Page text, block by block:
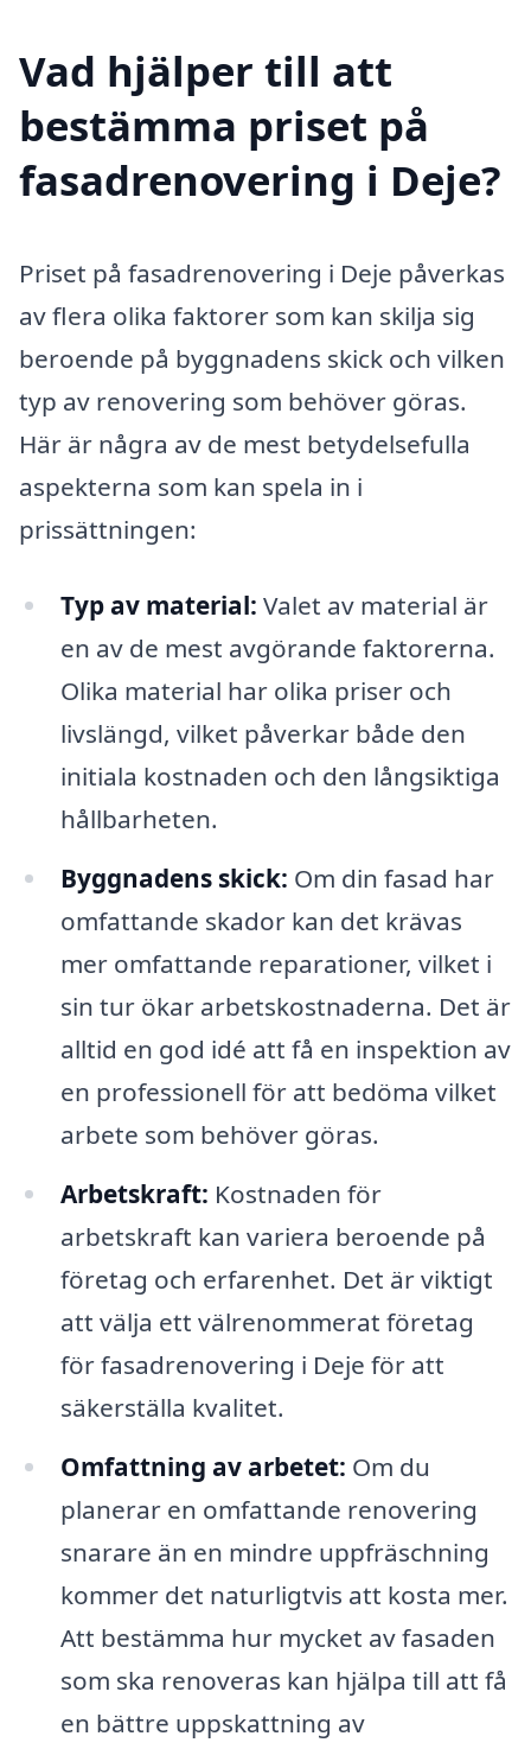
Vad hjälper till att
bestämma priset på
fasadrenovering i Deje?
Priset på fasadrenovering i Deje påverkas
av flera olika faktorer som kan skilja sig
beroende på byggnadens skick och vilken
typ av renovering som behöver göras.
Här är några av de mest betydelsefulla
aspekterna som kan spela in i
prissättningen:
Typ av material: Valet av material är
en av de mest avgörande faktorerna.
Olika material har olika priser och
livslängd, vilket påverkar både den
initiala kostnaden och den långsiktiga
hållbarheten.
Byggnadens skick: Om din fasad har
omfattande skador kan det krävas
mer omfattande reparationer, vilket i
sin tur ökar arbetskostnaderna. Det är
alltid en god idé att få en inspektion av
en professionell för att bedöma vilket
arbete som behöver göras.
Arbetskraft: Kostnaden för
arbetskraft kan variera beroende på
företag och erfarenhet. Det är viktigt
att välja ett välrenommerat företag
för fasadrenovering i Deje för att
säkerställa kvalitet.
Omfattning av arbetet: Om du
planerar en omfattande renovering
snarare än en mindre uppfräschning
kommer det naturligtvis att kosta mer.
Att bestämma hur mycket av fasaden
som ska renoveras kan hjälpa till att få
en bättre uppskattning av